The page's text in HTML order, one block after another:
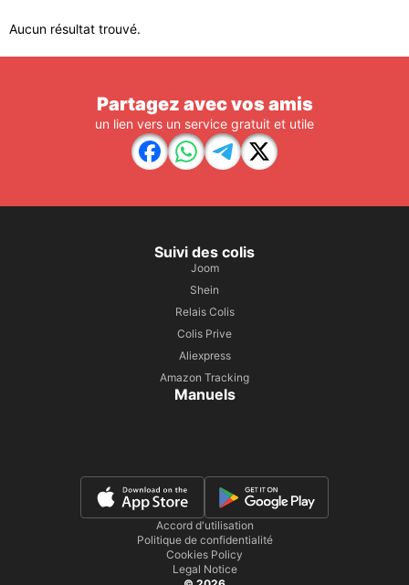
Aucun résultat trouvé.
Partagez avec vos amis
un lien vers un service gratuit et utile
Suivi des colis
Joom
Shein
Relais Colis
Colis Prive
Aliexpress
Amazon Tracking
Manuels
Accord d'utilisation
Politique de confidentialité
Cookies Policy
Legal Notice